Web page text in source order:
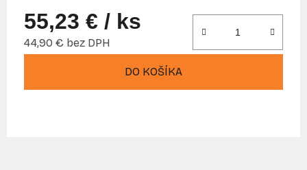
55,23 € / ks
44,90 € bez DPH
DO KOŠÍKA